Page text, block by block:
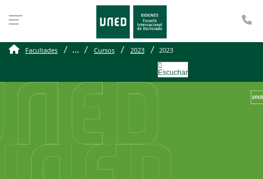
Facultades ... Cursos 2023 2023
Escuchar